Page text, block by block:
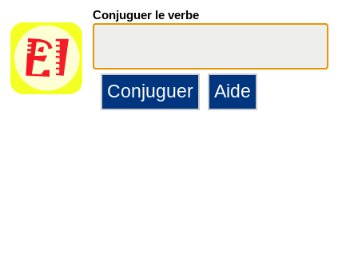
Conjuguer le verbe